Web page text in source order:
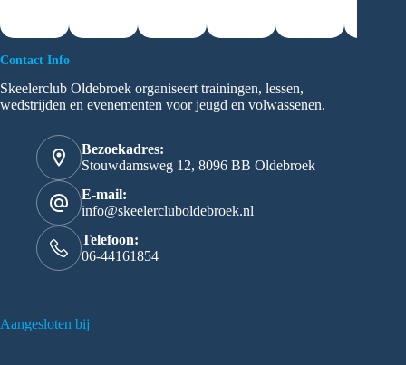
Contact Info
Skeelerclub Oldebroek organiseert trainingen, lessen,
wedstrijden en evenementen voor jeugd en volwassenen.
Bezoekadres:
Stouwdamsweg 12, 8096 BB Oldebroek
E-mail:
info@skeelercluboldebroek.nl
Telefoon:
06-44161854
Aangesloten bij